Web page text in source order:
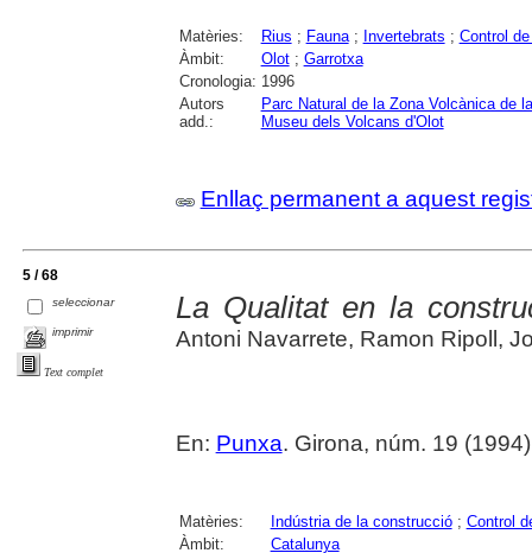
Matèries: Rius ; Fauna; Invertebrats ; Control
Àmbit:
Olot; Garrotxa
Cronologia: 1996
Autors
add.:
Parc Natural de la Zona Volcànica de
Museu dels Volcans d'Olot
Enllaç permanent a aquest
5 / 68
seleccionar
imprimir
Text complet
La Qualitat en la
Antoni Navarrete, Ramon Ripoll,
En: Punxa. Girona, núm. 19
Matèries: Indústria de la construcció; Control
Àmbit:
Catalunya